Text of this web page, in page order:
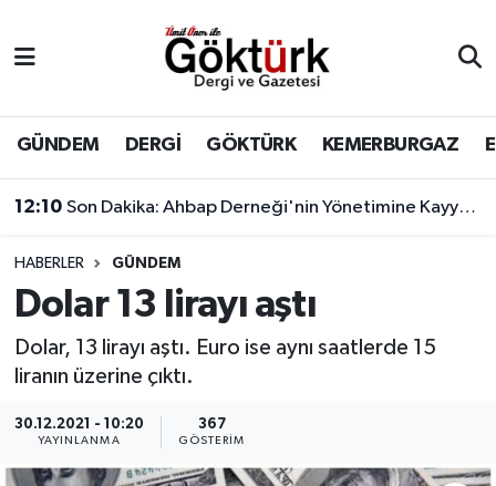
GÜNDEM DERGİ GÖKTÜRK KEMERBURGAZ
12:10 Son Dakika: Ahbap Derneği'nin Yönetimine Kayyum Atandı
HABERLER GÜNDEM
Dolar 13 lirayı aştı
Dolar, 13 lirayı aştı. Euro ise aynı saatlerde 15
liranın üzerine çıktı.
30.12.2021 - 10:20
YAYINLANMA
367
GÖSTERIM
BİLİM
DERGİ
DÜNYA
EĞİTİM
EKONOMİ
GÖKTÜRK
GÜNDEM
Eyüpsultan Hava Durumu
Eyüpsultan Trafik Yoğunluk Haritası
Süper Lig Puan Durumu ve Fikstür
Tüm Manşetler
Son Dakika Haberleri
Haber Arşivi